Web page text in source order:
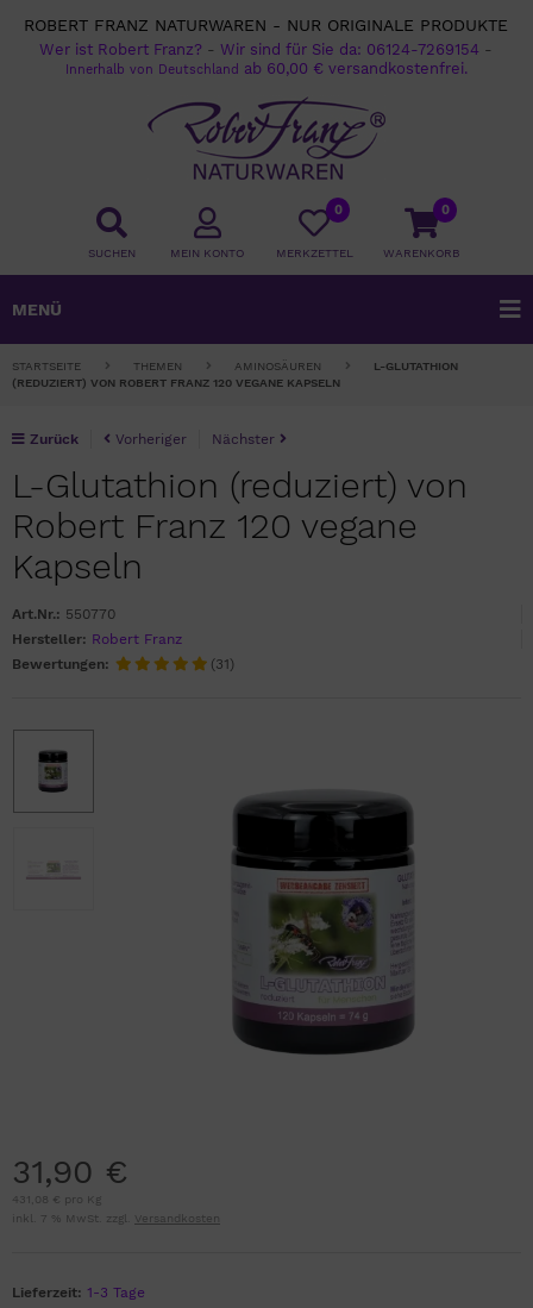
ROBERT FRANZ NATURWAREN - NUR ORIGINALE PRODUKTE
Wer ist Robert Franz? -Wir sind für Sie da: 06124-7269154 -
Innerhalb von Deutschland ab 60,00 € versandkostenfrei.
SUCHEN
0
WARENKORB
0
MERKZETTEL
MEIN KONTO
MENÜ
STARTSEITE THEMEN AMINOSÄUREN
L-GLUTATHION
(REDUZIERT) VON ROBERT FRANZ 120 VEGANE KAPSELN
L-Glutathion (reduziert) von
Robert Franz 120 vegane
Kapseln
Art.Nr.: 550770
Hersteller: Robert Franz
Bewertungen:
(31)
Zurück Vorheriger Nächster
31,90 €
431,08 € pro Kg
inkl. 7 % MwSt. zzgl.
Versandkosten
Lieferzeit: 1-3 Tage